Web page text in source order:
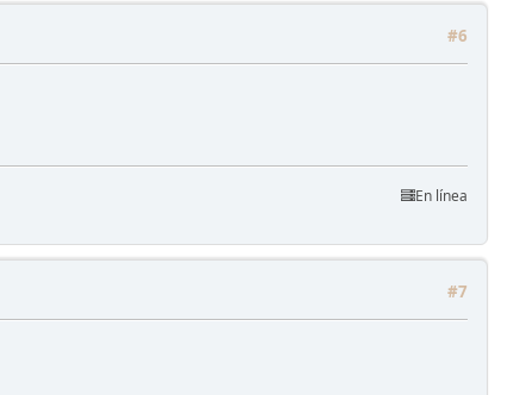
#6
En línea
#7